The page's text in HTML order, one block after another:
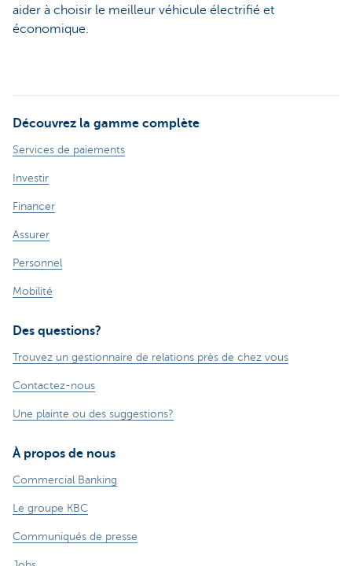
aider à choisir le meilleur véhicule électrifié et
économique.
Découvrez la gamme complète
Services de paiements
Investir
Financer
Assurer
Personnel
Mobilité
Des questions?
Trouvez un gestionnaire de relations près de chez vous
Contactez-nous
Une plainte ou des suggestions?
À propos de nous
Commercial Banking
Le groupe KBC
Communiqués de presse